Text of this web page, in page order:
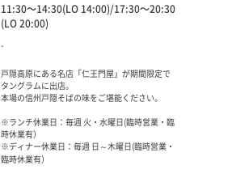
11:30～14:30(LO 14:00)/17:30～20:30
(LO 20:00)
-
戸隠高原にある名店「仁王門屋」が期間限定で
タングラムに出店。
本場の信州戸隠そばの味をご堪能ください。
※ランチ休業日：毎週 火・水曜日(臨時営業・臨
時休業有）
※ディナー休業日：毎週 日～木曜日(臨時営業・
臨時休業有）